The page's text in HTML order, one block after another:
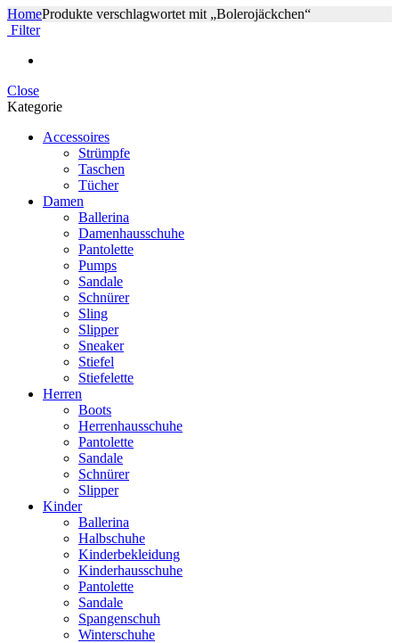
HomeProdukte verschlagwortet mit „Bolerojäckchen“
Filter
Close
Kategorie
Accessoires
Strümpfe
Taschen
Tücher
Damen
Ballerina
Damenhausschuhe
Pantolette
Pumps
Sandale
Schnürer
Sling
Slipper
Sneaker
Stiefel
Stiefelette
Herren
Boots
Herrenhausschuhe
Pantolette
Sandale
Schnürer
Slipper
Kinder
Ballerina
Halbschuhe
Kinderbekleidung
Kinderhausschuhe
Pantolette
Sandale
Spangenschuh
Winterschuhe